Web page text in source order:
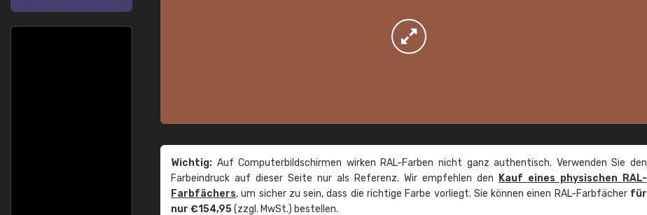
Wichtig: Auf Computerbildschirmen wirken RAL-Farben nicht ganz authentisch. Verwenden Sie den
Farbeindruck auf dieser Seite nur als Referenz. Wir empfehlen den
Kauf eines physischen RAL-
Farbfächers, um sicher zu sein, dass die richtige Farbe vorliegt. Sie können einen RAL-Farbfächer für
nur €154,95(zzgl. MwSt.) bestellen.